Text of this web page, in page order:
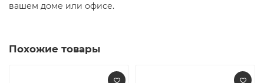
вашем доме или офисе.
Похожие товары